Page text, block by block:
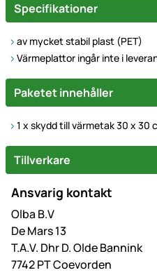
Specifikationer
av mycket stabil plast (PET)
Värmeplattor ingår inte i
Paketet innehåller
1 x skydd till värmetak30 x 30
Tillverkare
Ansvarig kontakt
Olba B.V
De Mars 13
T.A.V. Dhr D. Olde Bannink
7742 PT Coevorden